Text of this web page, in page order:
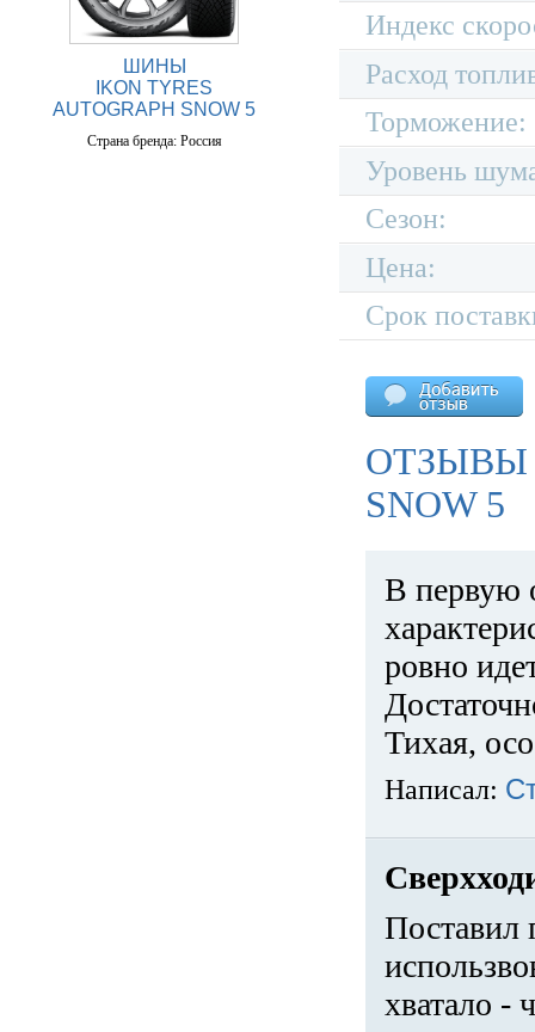
ШИНЫ
IKON TYRES
AUTOGRAPH SNOW 5
Страна бренда: Россия
Индекс
Расход
Торможение:
Уровень
Сезон:
Цена:
Срок
ОТЗЫВЫ
SNOW 5
В первую
ровно
Тихая,
Написал:
Поставил
хватало -